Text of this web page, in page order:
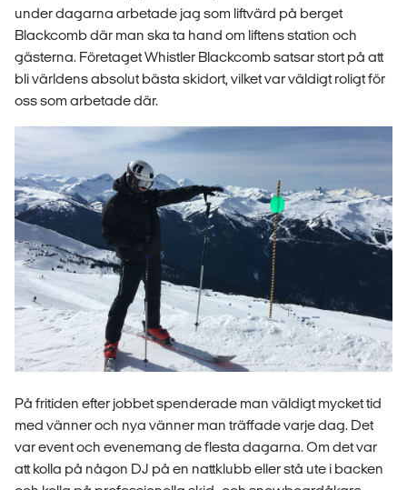
under dagarna arbetade jag som liftvärd på berget
Blackcomb där man ska ta hand om liftens station och
gästerna. Företaget Whistler Blackcomb satsar stort på att
bli världens absolut bästa skidort, vilket var väldigt roligt för
oss som arbetade där.
På fritiden efter jobbet spenderade man väldigt mycket tid
med vänner och nya vänner man träffade varje dag. Det
var event och evenemang de flesta dagarna. Om det var
att kolla på någon DJ på en nattklubb eller stå ute i backen